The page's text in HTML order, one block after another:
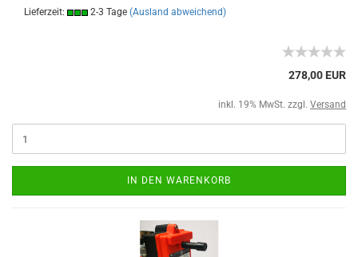
Lieferzeit: 2-3 Tage (Ausland abweichend)
278,00 EUR
inkl. 19% MwSt. zzgl. Versand
IN DEN WARENKORB